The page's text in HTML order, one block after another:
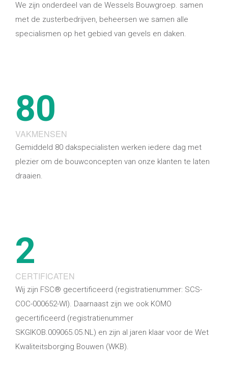
We zijn onderdeel van de Wessels Bouwgroep. samen
met de zusterbedrijven, beheersen we samen alle
specialismen op het gebied van gevels en daken.
80
VAKMENSEN
Gemiddeld 80 dakspecialisten werken iedere dag met
plezier om de bouwconcepten van onze klanten te laten
draaien.
2
CERTIFICATEN
Wij zijn FSC® gecertificeerd (registratienummer: SCS-
COC-000652-WI). Daarnaast zijn we ook KOMO
gecertificeerd (registratienummer
SKGIKOB.009065.05.NL) en zijn al jaren klaar voor de Wet
Kwaliteitsborging Bouwen (WKB).